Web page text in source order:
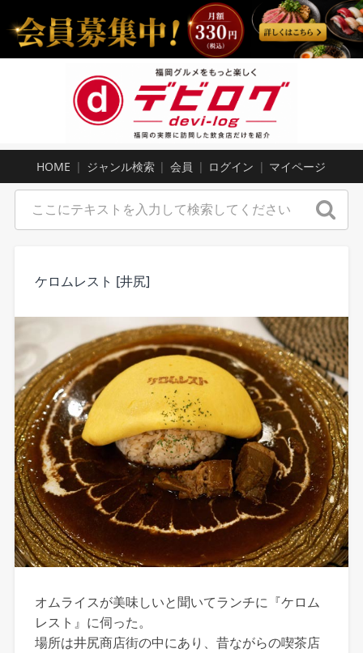
HOME ジャンル検索 会員 ログイン マイページ
ケロムレスト [井尻]
オムライスが美味しいと聞いてランチに『ケロム
レスト』に伺った。
場所は井尻商店街の中にあり、昔ながらの喫茶店